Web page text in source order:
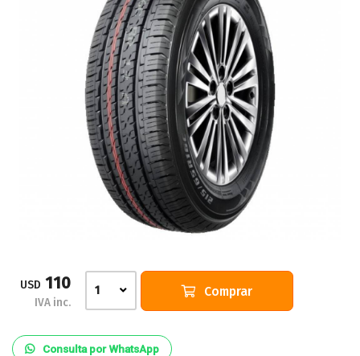
USD 110
IVA inc.
1 Comprar
Consulta por WhatsApp